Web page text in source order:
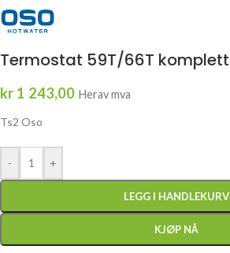
Termostat 59T/66T komplett
kr 1 243,00 Herav mva
Ts2 Oso
- +
LEGG I HANDLEKURV
KJØP NÅ